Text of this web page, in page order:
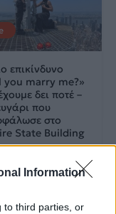
Information
to third parties, or
επικίνδυνο
you marry me?»
δει ποτέ –
που
στο
State Building